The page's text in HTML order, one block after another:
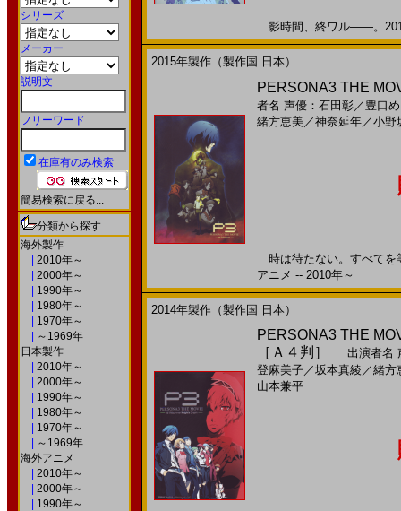
シリーズ
メーカー
説明文
フリーワード
在庫有のみ検索
簡易検索に戻る...
分類から探す
海外製作
2010年～
2000年～
1990年～
1980年～
1970年～
～1969年
日本製作
2010年～
2000年～
1990年～
1980年～
1970年～
～1969年
海外アニメ
2010年～
2000年～
1990年～
影時間、終ワル――。
2015年製作（製作国 日本）
PERSONA3 THE
者名 声優：石田彰／ 豊口
緒方恵美／神奈延年／小野
時は待たない。すべて
アニメ -- 2010年～
2014年製作（製作国 日本）
PERSONA3 THE
［Ａ４判］
出演者名
登麻美子／坂本真綾／緒方
山本兼平